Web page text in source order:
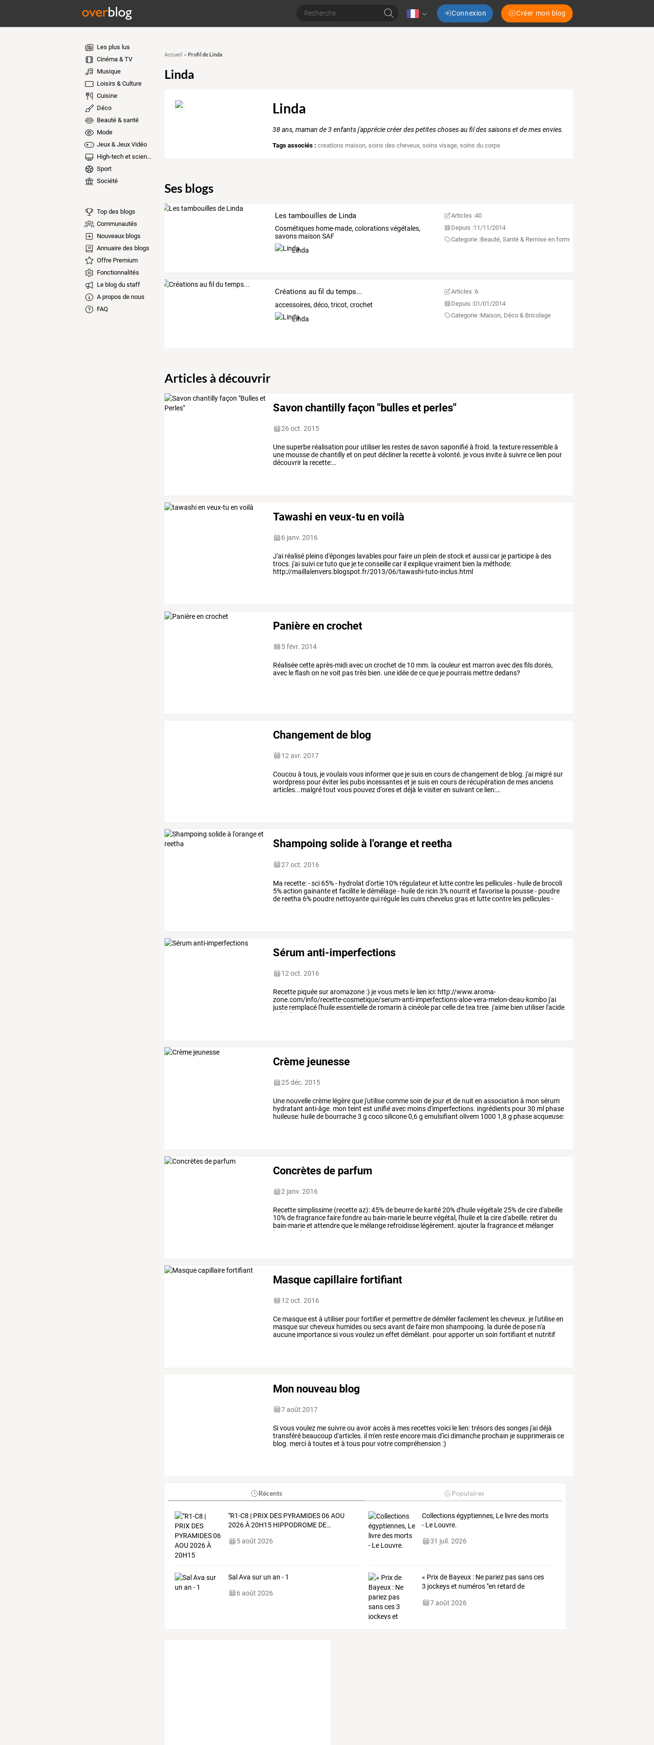
Connexion Créer mon blog
Les plus lus
Cinéma & TV
Musique
Loisirs & Culture
Cuisine
Déco
Beauté & santé
Mode
Jeux & Jeux Vidéo
High-tech et sciences
Sport
Société
Top des blogs
Communautés
Nouveaux blogs
Annuaire des blogs
Offre Premium
Fonctionnalités
Le blog du staff
A propos de nous
FAQ
Accueil » Profil de Linda
Linda
Linda
38 ans, maman de 3 enfants j'apprécie créer des petites choses au fil des saisons et de mes envies.
Tags associés : creations maison,soins des cheveux,soins visage,soins du corps
Ses blogs
Les tambouilles de Linda
Cosmétiques home-made, colorations végétales,
savons maison SAF
Linda
Articles :40
Depuis :11/11/2014
Categorie :Beauté, Santé & Remise en forme
Créations au fil du temps...
accessoires, déco, tricot, crochet
Linda
Articles :6
Depuis :01/01/2014
Categorie :Maison, Déco & Bricolage
Articles à découvrir
Savon chantilly façon "bulles et perles"
26 oct. 2015
Unesuperbe réalisation pour utiliser les restesdesavon saponifiéà froid. la texture ressembleà
une moussedechantillyet on peut décliner la recetteà volonté. jevous inviteà suivrece lien pour
découvrir la recette:…
Tawashi en veux-tu en voilà
6 janv. 2016
J'ai réalisé pleins d'éponges lavables pour faire un plein de stock et aussi car je participe à des
trocs. j'ai suivi ce tuto que je te conseille car il explique vraiment bien la méthode:
http://maillalenvers.blogspot.fr/2013/06/tawashi-tuto-inclus.html
Panière en crochet
5 févr. 2014
Réalisée cette après-midi avec un crochet de 10 mm. la couleur est marron avec des fils dorés,
avec le flash on ne voit pas très bien. une idée de ce que je pourrais mettre dedans?
Changement de blog
12 avr. 2017
Coucou à tous, jevoulaisvous informerque jesuisen coursdechangement de blog. j'ai migrésur
wordpress pouréviter les pubs incessanteset jesuisen coursde récupération de mesanciens
articles...malgrétout vous pouvezd'oreset déjà levisiteren suivant ce lien:…
Shampoing solide à l'orange et reetha
27 oct. 2016
Ma recette:-sci 65%- hydrolat d'ortie 10% régulateuret luttecontre les pellicules- huilede brocoli
5%action gainanteet facilite ledémêlage- huilede ricin 3% nourrit et favorise la pousse- poudre
de reetha 6% poudre nettoyantequi régule lescuirschevelusgraset luttecontre les pellicules-
Sérum anti-imperfections
12 oct. 2016
Recette piquéesuraromazone :) jevous mets le lien ici: http://www.aroma-
zone.com/info/recette-cosmetique/serum-anti-imperfections-aloe-vera-melon-deau-kombo j'ai
juste remplacé l'huileessentiellede romarin à cinéole parcelledetea tree. j'aime bien utiliser l'acide
salicylique
mais parcimonie
Crème jeunesse
25 déc. 2015
Une nouvellecrème légèreque j'utilisecommesoin de jouret de nuit en association à mon sérum
hydratant anti-âge. mon teint est unifiéavec moinsd'imperfections. ingrédients pour30 ml phase
huileuse: huilede bourrache3 g cocosilicone0,6g emulsifiant olivem 1000 1,8 g phaseacqueuse:
Concrètes de parfum
2 janv. 2016
Recettesimplissime (recetteaz):45%de beurrede karité20%d'huilevégétale25%decired'abeille
10%defragrancefairefondreau bain-marie le beurrevégétal, l'huileet la cired'abeille. retirerdu
bain-marieet attendreque le mélange refroidisse légèrement. ajouter la fragranceet mélanger
bien.
couler la
Masque capillaire fortifiant
12 oct. 2016
Ce masqueest à utiliser pourfortifieret permettrededémêlerfacilement lescheveux. je l'utiliseen
masquesurcheveux humidesou secsavant defaire mon shampooing. la duréede pose n'a
aucune importancesivousvoulez un effet démêlant. pourapporter un soin fortifiant et nutritif
d'au
Mon nouveau blog
7 août 2017
Si vous voulez me suivre ou avoir accès à mes recettes voici le lien: trésors des songes j'ai déjà
transféré beaucoup d'articles. il m'en reste encore mais d'ici dimanche prochain je supprimerais ce
blog. merci à toutes et à tous pour votre compréhension :)
Récents Populaires
"R1-C8 |PRIXDESPYRAMIDES06AOU
2026À20H15HIPPODROMEDE…
5 août 2026
Collections égyptiennes, Le livre des morts
- Le Louvre.
31 juil. 2026
Sal Ava sur un an - 1
6 août 2026
« Prixde Bayeux : Ne pariez passansces
3 jockeyset numéros "en retard de
7 août 2026